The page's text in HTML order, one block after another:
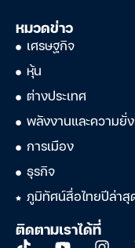
หมวดข่าว
เศรษฐกิจ
หุ้น
ต่างประเทศ
พลังงานและความยั่
การเมือง
ธุรกิจ
ภูมิทัศน์สื่อไทยปีล่าสุ
ติดตามเราได้ที่